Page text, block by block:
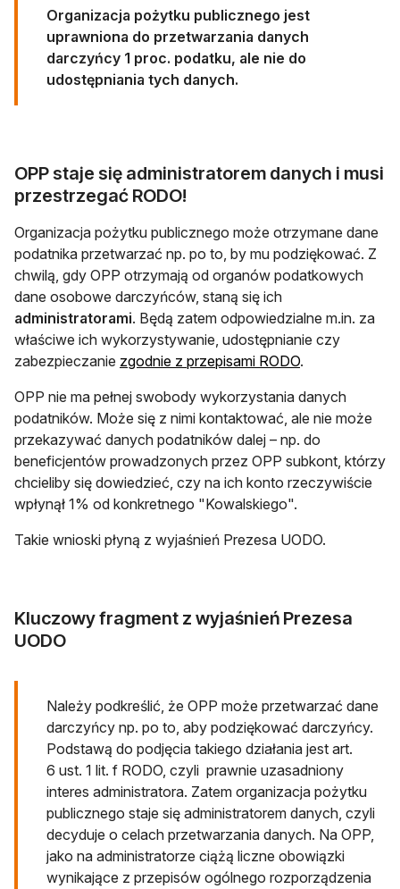
Organizacja pożytku publicznego jest
uprawniona do przetwarzania danych
darczyńcy 1 proc. podatku, ale nie do
udostępniania tych danych.
OPP staje się administratorem danych i musi
przestrzegać RODO!
Organizacja pożytku publicznego może otrzymane dane
podatnika przetwarzać np. po to, by mu podziękować. Z
chwilą, gdy OPP otrzymają od organów podatkowych
dane osobowe darczyńców, staną się ich
administratorami. Będą zatem odpowiedzialne m.in. za
właściwe ich wykorzystywanie, udostępnianie czy
zabezpieczanie zgodnie z przepisami RODO.
OPP nie ma pełnej swobody wykorzystania danych
podatników. Może się z nimi kontaktować, ale nie może
przekazywać danych podatników dalej – np. do
beneficjentów prowadzonych przez OPP subkont, którzy
chcieliby się dowiedzieć, czy na ich konto rzeczywiście
wpłynął 1% od konkretnego "Kowalskiego".
Takie wnioski płyną z wyjaśnień Prezesa UODO.
Kluczowy fragment z wyjaśnień Prezesa
UODO
Należy podkreślić, że OPP może przetwarzać dane
darczyńcy np. po to, aby podziękować darczyńcy.
Podstawą do podjęcia takiego działania jest art.
6 ust. 1 lit. f RODO, czyli prawnie uzasadniony
interes administratora. Zatem organizacja pożytku
publicznego staje się administratorem danych, czyli
decyduje o celach przetwarzania danych. Na OPP,
jako na administratorze ciążą liczne obowiązki
wynikające z przepisów ogólnego rozporządzenia